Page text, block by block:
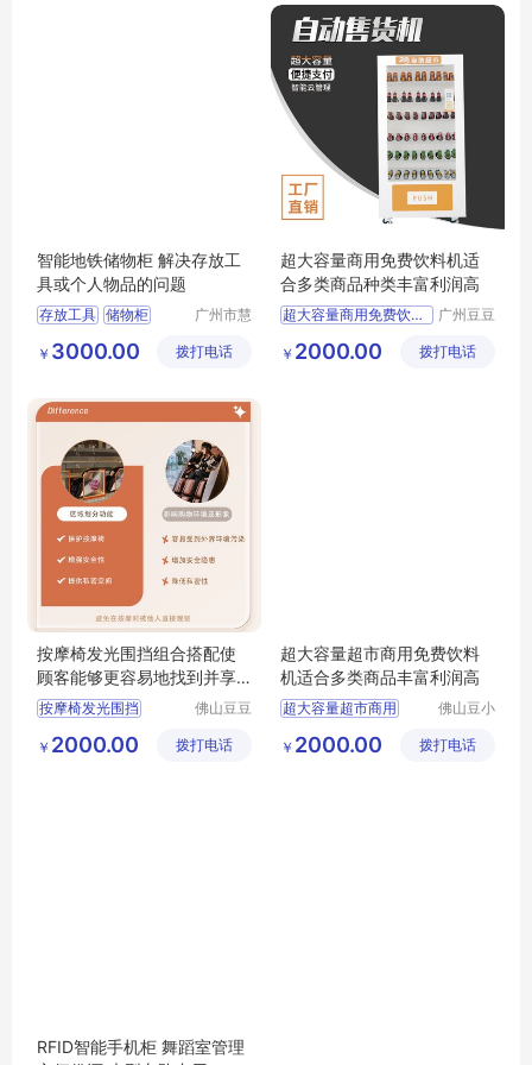
智能地铁储物柜 解决存放工
具或个人物品的问题
存放工具 储物柜
广州市慧
技有限公
￥ 3000.00 拨打电话
超大容量商用免费饮料机适
合多类商品种类丰富利润高
超大容量商用免费饮料机
种类丰富利润高
广州豆豆
限公司
￥ 2000.00 拨打电话
按摩椅发光围挡组合搭配使
顾客能够更容易地找到并享
受按摩服务
按摩椅发光围挡
找到并享受按摩服务
佛山豆豆
备有限公
￥ 2000.00 拨打电话
超大容量超市商用免费饮料
机适合多类商品丰富利润高
超大容量超市商用
丰富利润高
佛山豆小
货机有限
￥ 2000.00 拨打电话
RFID智能手机柜 舞蹈室管理